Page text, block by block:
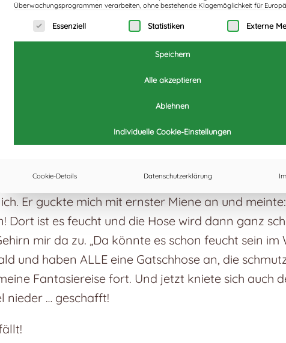
getraute sich auch die Sonne wieder
es sich gleich noch viel besser und ich kann nur
Zeit! Das Sahnehäubchen bei solchen Reisen sind
Wortmeldungen stets dafür sorgen, dass es
immer wieder dazu. So, wie letztens, mitten in
Gerade hatte ich meine Leserschaft mitten in
und wir hatten uns auch in Gedanken
Da zeigte ein kleiner Stöpsel sehr
wichtig wäre, unsere Fantasiereise kurz zu
dringend auf die Toilette muss. „Was möchtest du
Er guckte mich mit ernster Miene an und
Dort ist es feucht und die Hose wird dann ganz
mir da zu. „Da könnte es schon feucht sein im
und haben ALLE eine Gatschhose an, die
Fantasiereise fort. Und jetzt kniete sich auch
nieder … geschafft!
Überwachungsprogrammen verarbeiten, ohne bestehende Klagemöglichkeit für
Es folgt eine Liste der Service-Gruppen, für die
Essenziell Statistiken Externe
Speichern
Alle akzeptieren
Ablehnen
Individuelle Cookie-Einstellungen
Cookie-Details Datenschutzerklärung